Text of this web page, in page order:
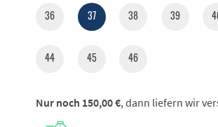
36 37 38 39
44 45 46
Nur noch 150,00 €, dann liefern wir